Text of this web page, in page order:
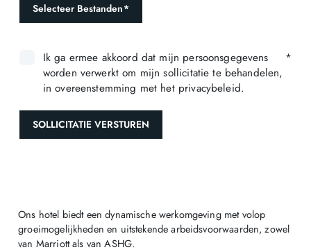
Selecteer Bestanden
Ik ga ermee akkoord dat mijn persoonsgegevens
worden verwerkt om mijn sollicitatie te behandelen,
in overeenstemming met het privacybeleid.
SOLLICITATIE VERSTUREN
Ons hotel biedt een dynamische werkomgeving met volop
groeimogelijkheden en uitstekende arbeidsvoorwaarden, zowel
van Marriott als van ASHG.